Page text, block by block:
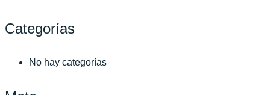
Categorías
No hay categorías